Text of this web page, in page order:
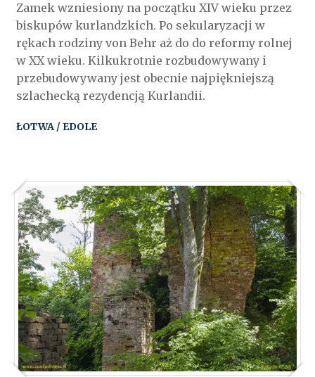
Zamek wzniesiony na początku XIV wieku przez
biskupów kurlandzkich. Po sekularyzacji w
rękach rodziny von Behr aż do do reformy rolnej
w XX wieku. Kilkukrotnie rozbudowywany i
przebudowywany jest obecnie najpiękniejszą
szlachecką rezydencją Kurlandii.
ŁOTWA / EDOLE